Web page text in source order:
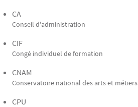
CA
Conseil d'administration
CIF
Congé individuel de formation
CNAM
Conservatoire national des arts et métiers
CPU